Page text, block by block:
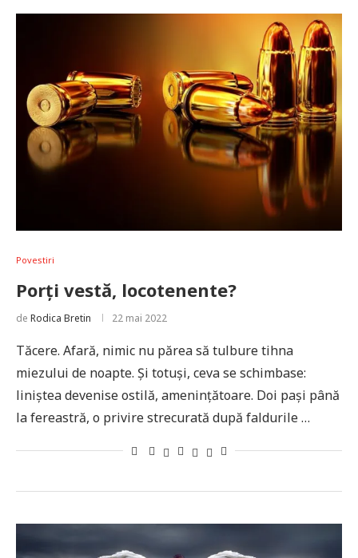
Povestiri
Porți vestă, locotenente?
de Rodica Bretin 22 mai 2022
Tăcere. Afară, nimic nu părea să tulbure tihna
miezului de noapte. Şi totuşi, ceva se schimbase:
liniştea devenise ostilă, ameninţătoare. Doi paşi până
la fereastră, o privire strecurată după faldurile …